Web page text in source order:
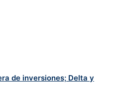
de inversiones; Delta y